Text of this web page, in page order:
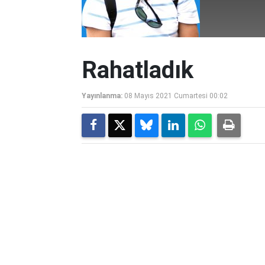
Rahatladık
Yayınlanma: 08 Mayıs 2021 Cumartesi 00:02